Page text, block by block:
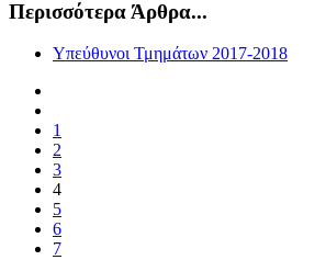
Περισσότερα Άρθρα...
Υπεύθυνοι Τμημάτων 2017-2018
1
2
3
4
5
6
7